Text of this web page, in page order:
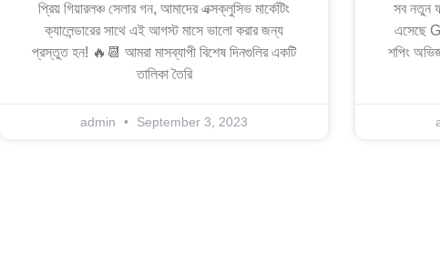
প্রিয় গিয়ারলঞ্চ সেলার গন, আমাদের এক্সক্লুসিভ মার্কেটিং
ক্যালেন্ডারের সাথে এই আগস্ট মাসে ভালো করার জন্য
প্রস্তুত হন! 🔥📆 আমরা মাসব্যাপী বিশেষ দিনগুলির একটি
তালিকা তৈরি
admin September 3, 2023
সব নতুন
এসেছে
শপিং